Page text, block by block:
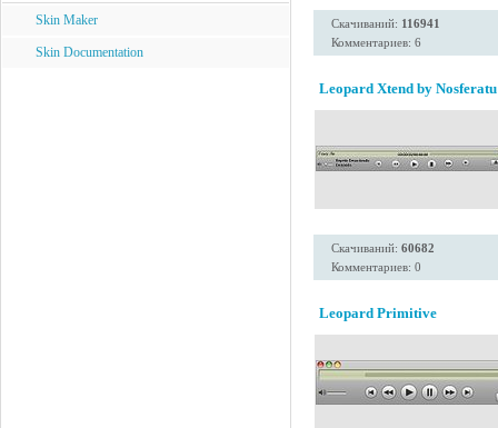
Skin Maker
Skin Documentation
Скачиваний: 116941
Комментариев: 6
Leopard Xtend by
Скачиваний: 60682
Комментариев: 0
Leopard Primitive